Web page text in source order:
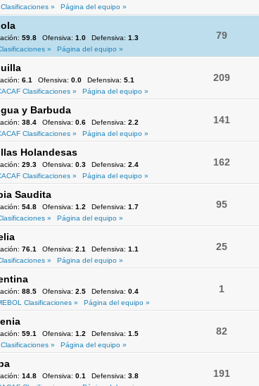
Clasificaciones »
Página del equipo »
59.8 Ofensiva: 1.0 Defensiva: 1.3
»
Página del equipo »
79
6.1 Ofensiva: 0.0 Defensiva: 5.1
Clasificaciones »
Página del equipo »
209
y Barbuda
38.4 Ofensiva: 0.6 Defensiva: 2.2
Clasificaciones »
Página del equipo »
141
Holandesas
29.3 Ofensiva: 0.3 Defensiva: 2.4
Clasificaciones »
Página del equipo »
162
Saudita
54.8 Ofensiva: 1.2 Defensiva: 1.7
»
Página del equipo »
95
76.1 Ofensiva: 2.1 Defensiva: 1.1
»
Página del equipo »
25
88.5 Ofensiva: 2.5 Defensiva: 0.4
Clasificaciones »
Página del equipo »
1
59.1 Ofensiva: 1.2 Defensiva: 1.5
Clasificaciones »
Página del equipo »
82
14.8 Ofensiva: 0.1 Defensiva: 3.8
191